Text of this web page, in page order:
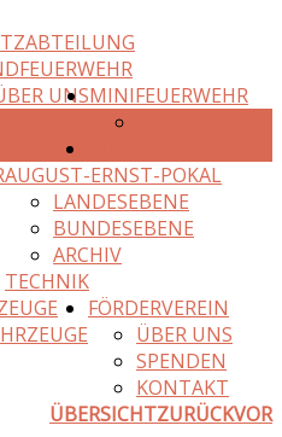
UNSMINIFEUERWEHR
AUGUST-ERNST-POKAL
LANDESEBENE
BUNDESEBENE
ARCHIV
TECHNIK
FÖRDERVEREIN
ÜBER UNS
SPENDEN
KONTAKT
ÜBERSICHTZURÜCKVOR